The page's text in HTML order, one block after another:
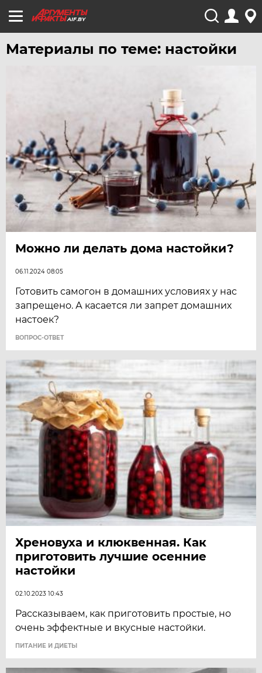
AIF.BY
Материалы по теме: настойки
Можно ли делать дома настойки?
06.11.2024 08:05
Готовить самогон в домашних условиях у нас
запрещено. А касается ли запрет домашних
настоек?
ВОПРОС-ОТВЕТ
Хреновуха и клюквенная. Как
приготовить лучшие осенние
настойки
02.10.2023 10:43
Рассказываем, как приготовить простые, но
очень эффектные и вкусные настойки.
ПИТАНИЕ И ДИЕТЫ